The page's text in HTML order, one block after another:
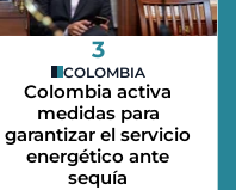
3
COLOMBIA
Colombia activa
medidas para
garantizar el servicio
energético ante
sequía